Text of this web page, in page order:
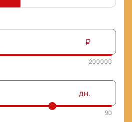
₽
дн.